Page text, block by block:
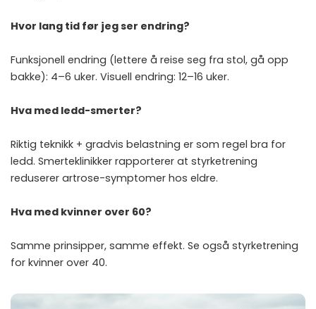
Hvor lang tid før jeg ser endring?
Funksjonell endring (lettere å reise seg fra stol, gå opp
bakke): 4–6 uker. Visuell endring: 12–16 uker.
Hva med ledd-smerter?
Riktig teknikk + gradvis belastning er som regel bra for
ledd. Smerteklinikker rapporterer at styrketrening
reduserer artrose-symptomer hos eldre.
Hva med kvinner over 60?
Samme prinsipper, samme effekt. Se også styrketrening
for kvinner over 40.